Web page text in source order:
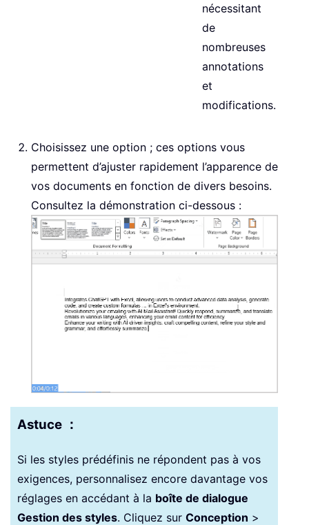
nécessitant
de
nombreuses
annotations
et
modifications.
Choisissez une option ; ces options vous
permettent d’ajuster rapidement l’apparence de
vos documents en fonction de divers besoins.
Consultez la démonstration ci-dessous :
Astuce ：
Si les styles prédéfinis ne répondent pas à vos
exigences, personnalisez encore davantage vos
réglages en accédant à la boîte de dialogue
Gestion des styles. Cliquez sur Conception >